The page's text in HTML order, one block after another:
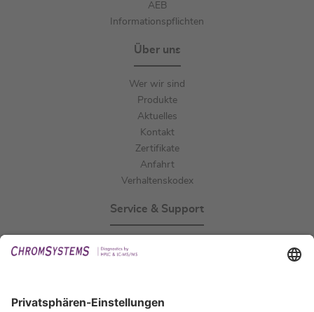
AEB
Informationspflichten
Über uns
Wer wir sind
Produkte
Aktuelles
Kontakt
Zertifikate
Anfahrt
Verhaltenskodex
Service & Support
IFU anfordern